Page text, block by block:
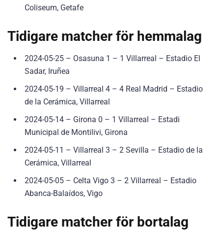
Coliseum, Getafe
Tidigare matcher för hemmalag
2024-05-25 – Osasuna 1 – 1 Villarreal – Estadio El
Sadar, Iruñea
2024-05-19 – Villarreal 4 – 4 Real Madrid – Estadio
de la Cerámica, Villarreal
2024-05-14 – Girona 0 – 1 Villarreal – Estadi
Municipal de Montilivi, Girona
2024-05-11 – Villarreal 3 – 2 Sevilla – Estadio de la
Cerámica, Villarreal
2024-05-05 – Celta Vigo 3 – 2 Villarreal – Estadio
Abanca-Balaídos, Vigo
Tidigare matcher för bortalag